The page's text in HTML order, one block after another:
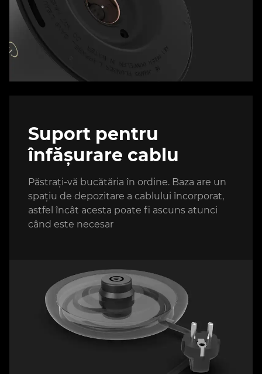
Suport pentru
înfășurare cablu
Păstrați-vă bucătăria în ordine. Baza are un
spațiu de depozitare a cablului încorporat,
astfel încât acesta poate fi ascuns atunci
când este necesar